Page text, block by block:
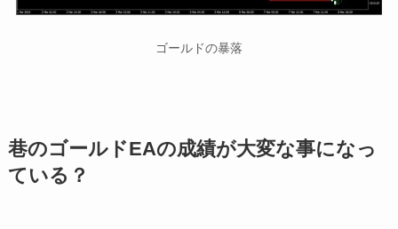
ゴールドの暴落
巷のゴールドEAの成績が大変な事になっ
ている？